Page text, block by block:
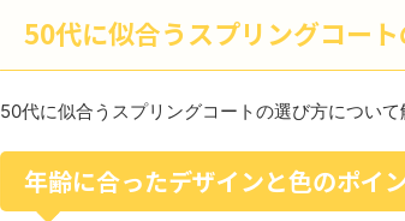
50代に似合うスプリングコー
50代に似合うスプリングコートの選び方について
年齢に合ったデザインと色のポイ